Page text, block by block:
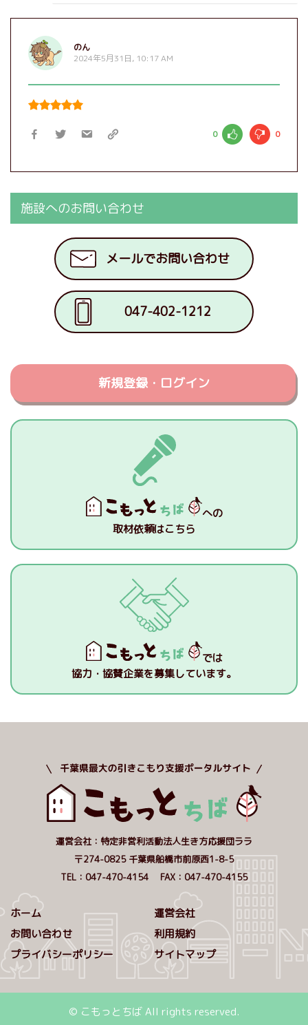
のん
2024年5月31日, 10:17 AM
0 0
施設へのお問い合わせ
メールでお問い合わせ
047-402-1212
新規登録・ログイン
への
取材依頼はこちら
では
協力・協賛企業を募集しています。
運営会社：特定非営利活動法人生き方応援団ララ
〒274-0825 千葉県船橋市前原西1-8-5
TEL：047-470-4154 FAX：047-470-4155
ホーム
運営会社
お問い合わせ
利用規約
プライバシーポリシー
サイトマップ
© こもっとちば All rights reserved.